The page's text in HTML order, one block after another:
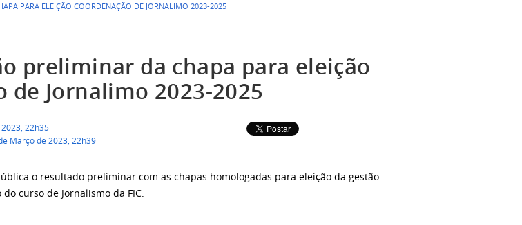
PARA ELEIÇÃO COORDENAÇÃO DE JORNALIMO 2023-2025
preliminar da chapa para eleição
de Jornalimo 2023-2025
22h35
Março de 2023, 22h39
o resultado preliminar com as chapas homologadas para eleição da gestão
curso de Jornalismo da FIC.